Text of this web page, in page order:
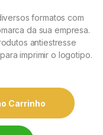
formatos com
da sua empresa.
antiestresse
imprimir o logotipo.
Carrinho